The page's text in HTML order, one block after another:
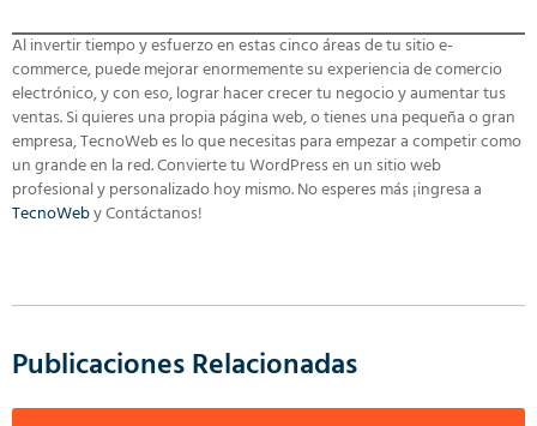
Al invertir tiempo y esfuerzo en estas cinco áreas de tu sitio e-
commerce, puede mejorar enormemente su experiencia de comercio
electrónico, y con eso, lograr hacer crecer tu negocio y aumentar tus
ventas. Si quieres una propia página web, o tienes una pequeña o gran
empresa, TecnoWeb es lo que necesitas para empezar a competir como
un grande en la red. Convierte tu WordPress en un sitio web
profesional y personalizado hoy mismo. No esperes más ¡ingresa a
TecnoWeby Contáctanos!
Publicaciones Relacionadas